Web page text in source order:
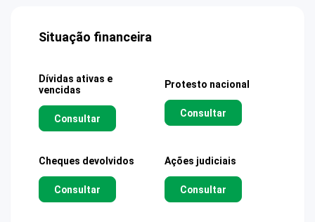
Situação financeira
Dívidas ativas e
vencidas
Consultar
Protesto nacional
Consultar
Cheques devolvidos
Consultar
Ações judiciais
Consultar